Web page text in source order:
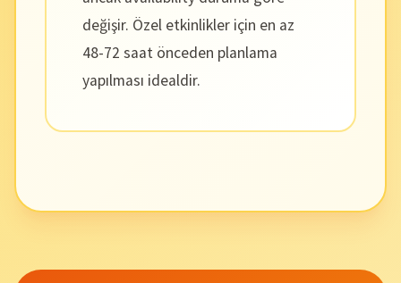
değişir. Özel etkinlikler için en az
48-72 saat önceden planlama
yapılması idealdir.